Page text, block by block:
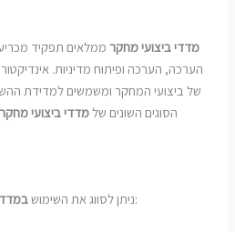
מדדי ביצועי מחקרממלאים תפקיד
הערכה, הערכה ופיתוח מדיניות.
של ביצועי המחקר ומשמשים למדידת
הסוגים השונים של מדדי ביצועי מחקר
ניתן לסווג את השימושלמספר קטגוריות: